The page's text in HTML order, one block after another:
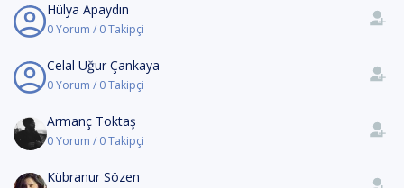
Hülya Apaydın
0 Yorum / 0 Takipçi
Celal Uğur Çankaya
0 Yorum / 0 Takipçi
Armanç Toktaş
0 Yorum / 0 Takipçi
Kübranur Sözen